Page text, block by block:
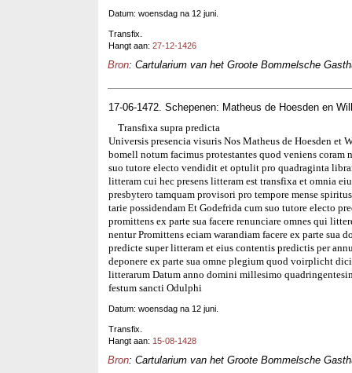
Datum: woensdag na 12 juni.
Transfix.
Hangt aan: 27-12-1426
Bron: Cartularium van het Groote Bommelsche
17-06-1472. Schepenen: Matheus de Hoesden en
Transfixa supra predicta
Universis presencia visuris Nos Matheus de Hoesden et
bomell notum facimus protestantes quod veniens
suo tutore electo vendidit et optulit pro quadraginta
litteram cui hec presens litteram est transfixa et omnia
presbytero tamquam provisori pro tempore mense
tarie possidendam Et Godefrida cum suo tutore electo
promittens ex parte sua facere renunciare omnes qui
nentur Promittens eciam warandiam facere ex parte sua
predicte super litteram et eius contentis predictis per
deponere ex parte sua omne plegium quod voirplicht
litterarum Datum anno domini millesimo
festum sancti Odulphi
Datum: woensdag na 12 juni.
Transfix.
Hangt aan: 15-08-1428
Bron: Cartularium van het Groote Bommelsche